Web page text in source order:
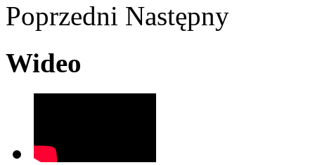
Poprzedni Następny
Wideo